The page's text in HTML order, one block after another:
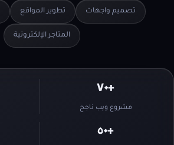
تصميم واجهات تطوير المواقع
المتاجر الإلكترونية
+٧٠
مشروع ويب ناجح
+٥٠